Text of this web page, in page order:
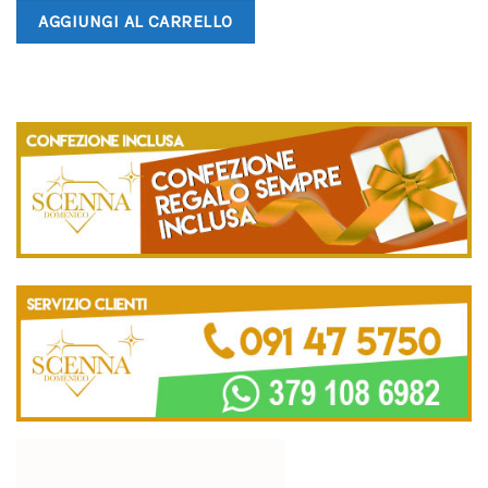
AGGIUNGI AL CARRELLO